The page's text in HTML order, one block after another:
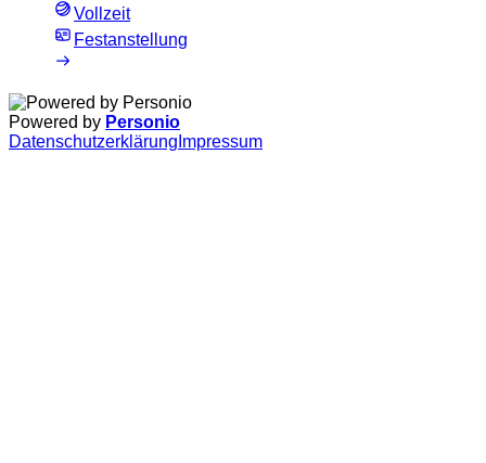
Vollzeit
Festanstellung
Powered by Personio
Datenschutzerklärung Impressum